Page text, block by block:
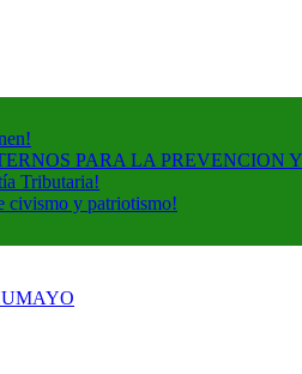
PARA LA
Tributaria!
civismo y patriotismo!